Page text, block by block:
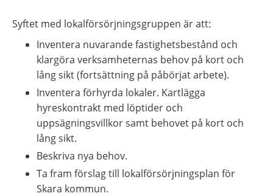
Syftet med lokalförsörjningsgruppen är att:
Inventera nuvarande fastighetsbestånd och
klargöra verksamheternas behov på kort och
lång sikt (fortsättning på påbörjat arbete).
Inventera förhyrda lokaler. Kartlägga
hyreskontrakt med löptider och
uppsägningsvillkor samt behovet på kort och
lång sikt.
Beskriva nya behov.
Ta fram förslag till lokalförsörjningsplan för
Skara kommun.